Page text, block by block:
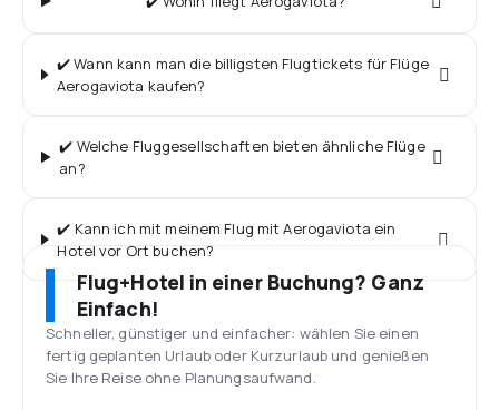
✔️ Wann kann man die billigsten Flugtickets für Flüge
Aerogaviota kaufen?
✔️ Welche Fluggesellschaften bieten ähnliche Flüge
an?
✔️ Kann ich mit meinem Flug mit Aerogaviota ein
Hotel vor Ort buchen?
Flug+Hotel in einer Buchung? Ganz
Einfach!
Schneller, günstiger und einfacher: wählen Sie einen
fertig geplanten Urlaub oder Kurzurlaub und genießen
Sie Ihre Reise ohne Planungsaufwand.